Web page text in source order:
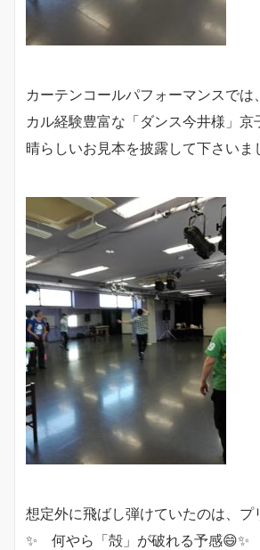
カーテンコールパフォーマンスでは
カル経験豊富な「ダンス今井様」
晴らしいお見本を披露して下さいま
想定外に飛ばし弾けていたのは、プ
✨ 何やら「殻」が破れる予感😄✨